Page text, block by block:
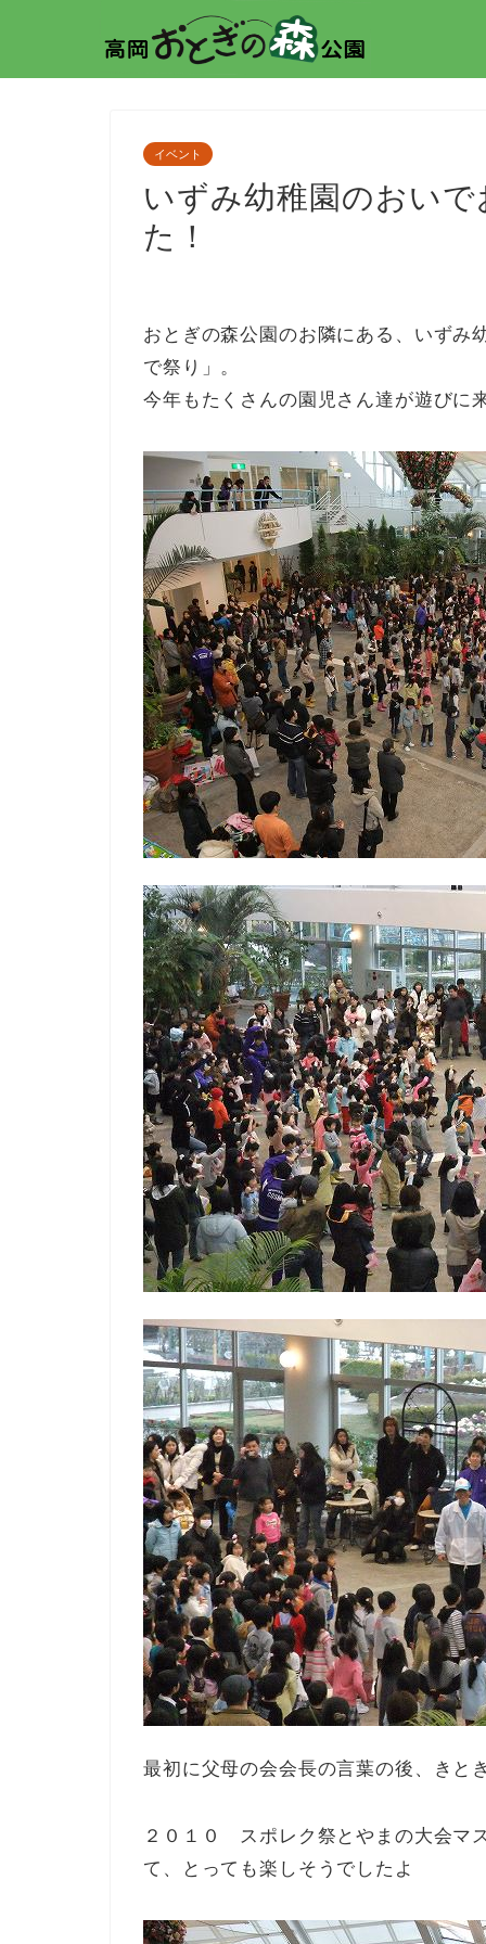
イベント
いずみ幼稚園のおい
た！
おとぎの森公園のお隣にある、いずみ
で祭り」。
今年もたくさんの園児さん達が遊びに
最初に父母の会会長の言葉の後、きと
２０１０ スポレク祭とやまの大会マ
て、とっても楽しそうでしたよ